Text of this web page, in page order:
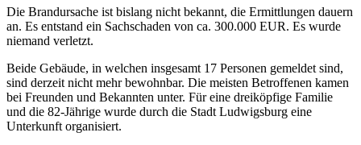
Die Brandursache ist bislang nicht bekannt, die Ermittlungen dauern
an. Es entstand ein Sachschaden von ca. 300.000 EUR. Es wurde
niemand verletzt.
Beide Gebäude, in welchen insgesamt 17 Personen gemeldet sind,
sind derzeit nicht mehr bewohnbar. Die meisten Betroffenen kamen
bei Freunden und Bekannten unter. Für eine dreiköpfige Familie
und die 82-Jährige wurde durch die Stadt Ludwigsburg eine
Unterkunft organisiert.